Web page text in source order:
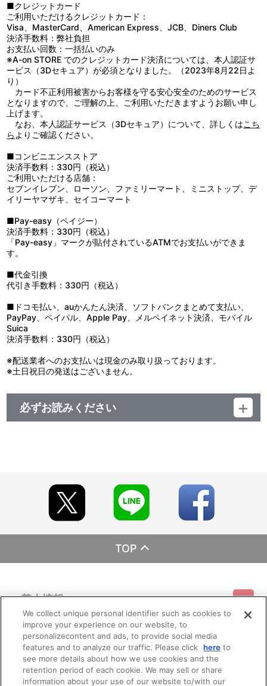
＜収録曲＞
1：前略、月の上から。
2：ＣＲＡＺＹ Ａ ＧＯ ＧＯ！！～ＦＵＮＫＹ ＧＯＯＤ Ｔ
ＩＭＥ！！～
3：前略、月の上から。 （ＯＦＦ ＶＯＣＡＬ）
4：ＣＲＡＺＹ Ａ ＧＯ ＧＯ！！～ＦＵＮＫＹ ＧＯＯＤ Ｔ
ＩＭＥ！！～ （ＯＦＦ ＶＯＣＡＬ）
■クレジットカード
ご利用いただけるクレジットカード：
Visa、MasterCard、American Express、JCB、Diners Club
決済手数料：弊社負担
お支払い回数：一括払いのみ
※A-on STORE でのクレジットカード決済については、本人認証サ
ービス（3Dセキュア）が必須となりました。（2023年8月22日よ
り）
カード不正利用被害からお客様を守る安心安全のためのサービス
となりますので、ご理解の上、ご利用いただきますようお願い申し
上げます。
なお、本人認証サービス（3Dセキュア）について、詳しくはこち
らよりご確認ください。
■コンビニエンスストア
決済手数料：330円（税込）
ご利用いただける店舗：
セブンイレブン、ローソン、ファミリーマート、ミニストップ、デ
イリーヤマザキ、セイコーマート
■Pay-easy（ペイジー）
決済手数料：330円（税込）
「Pay-easy」マークが貼付されているATMでお支払いができま
す。
■代金引換
代引き手数料：330円（税込）
■ドコモ払い、auかんたん決済、ソフトバンクまとめて支払い、
PayPay、ペイパル、Apple Pay、メルペイネット決済、モバイル
Suica
決済手数料：330円（税込）
※配送業者へのお支払いは現金のみ取り扱っております。
※土日祝日の発送はございません。
必ずお読みください
TOP
基本情報
利用規約 特定商取引法に基づく表示 プライバシーポリシー
プライバシーオプション 会社概要
ご利用情報
ご利用ガイド サイトマップ お問い合わせ
会員メニュー
We collect unique personal identifier such as cookies to
improve your experience on our website, to
personalizecontent and ads, to provide social media
features and to analyze our traffic. Please click here to
see more details about how we use cookies and the
retention period of each cookie. We may sell or share
information about your use of our website to/with our